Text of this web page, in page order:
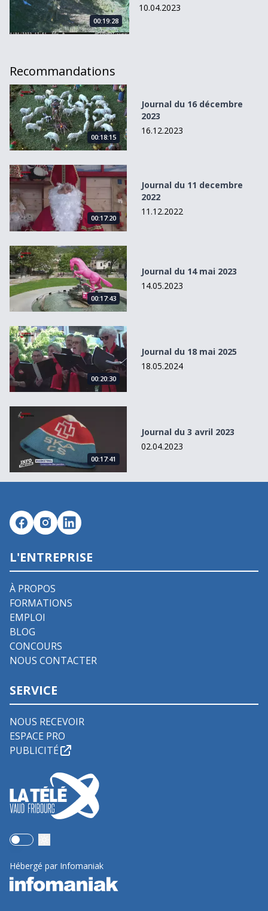
00:19:28
10.04.2023
Recommandations
Journal du 16 décembre 2023
00:18:15
Journal du 16 décembre
2023
16.12.2023
Journal du 11 decembre 2022
00:17:20
Journal du 11 decembre
2022
11.12.2022
Journal du 14 mai 2023
00:17:43
Journal du 14 mai 2023
14.05.2023
Journal du 18 mai 2025
00:20:30
Journal du 18 mai 2025
18.05.2024
Journal du 3 avril 2023
00:17:41
Journal du 3 avril 2023
02.04.2023
L'ENTREPRISE
À PROPOS
FORMATIONS
EMPLOI
BLOG
CONCOURS
NOUS CONTACTER
SERVICE
NOUS RECEVOIR
ESPACE PRO
PUBLICITÉ
Use setting
Hébergé par Infomaniak